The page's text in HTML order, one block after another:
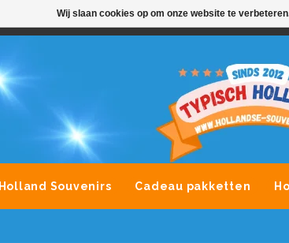
AVONDLEVERING MOGELIJK
Holland Souvenirs Cadeau pakketten
Wij slaan cookies op om onze website te